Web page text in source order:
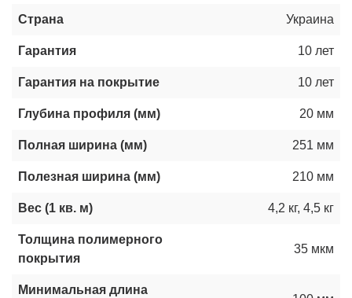
Страна Украина
Гарантия 10 лет
Гарантия на покрытие 10 лет
Глубина профиля (мм) 20 мм
Полная ширина (мм) 251 мм
Полезная ширина (мм) 210 мм
Вес (1 кв. м) 4,2 кг, 4,5 кг
Толщина полимерного
покрытия
35 мкм
Минимальная длина